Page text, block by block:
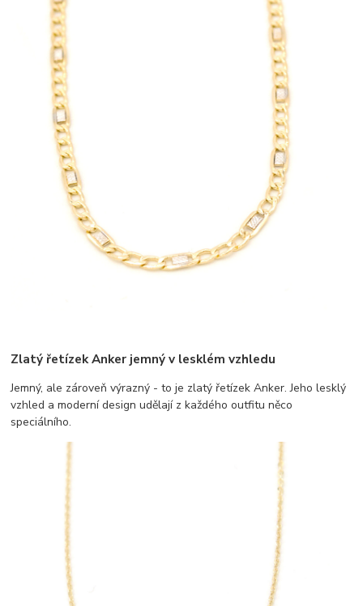
Zlatý řetízek Anker jemný v lesklém vzhledu
Jemný, ale zároveň výrazný - to je zlatý řetízek Anker. Jeho lesklý
vzhled a moderní design udělají z každého outfitu něco
speciálního.